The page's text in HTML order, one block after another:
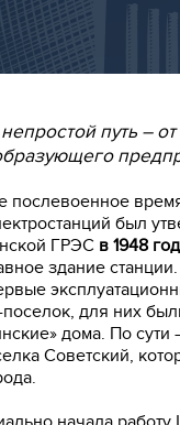
путь – от
послевоенное
был
ГРЭС в 1948
здание станции.
для них
дома. По сути
Советский,